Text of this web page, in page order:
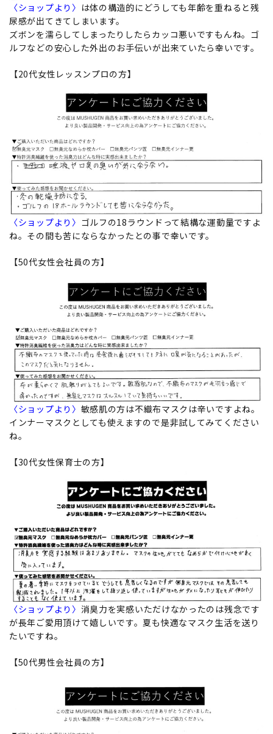
〈ショップより〉 は体の構造的にどうしても年齢を重ねると残
尿感が出てきてしまいます。
ズボンを濡らしてしまったりしたらカッコ悪いですもんね。ゴ
ルフなどの安心した外出のお手伝いが出来ていたら幸いです。
【20代女性レッスンプロの方】
〈ショップより〉 ゴルフの18ラウンドって結構な運動量ですよ
ね。その間も苦にならなかったとの事で幸いです。
【50代女性会社員の方】
〈ショップより〉 敏感肌の方は不織布マスクは辛いですよね。
インナーマスクとしても使えますので是非試してみてください
ね。
【30代女性保育士の方】
〈ショップより〉 消臭力を実感いただけなかったのは残念です
が長年ご愛用頂けて嬉しいです。夏も快適なマスク生活を送り
たいですね。
【50代男性会社員の方】